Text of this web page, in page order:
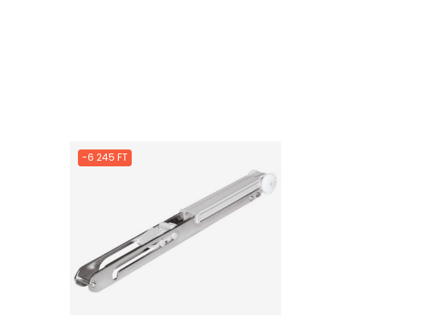
-6 245 FT